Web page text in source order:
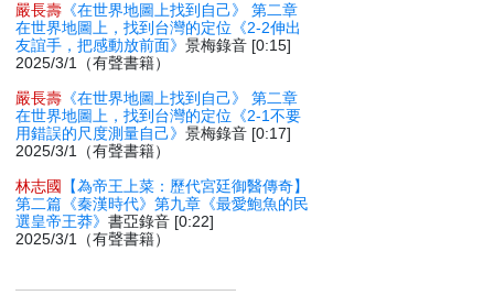
嚴長壽 《在世界地圖上找到自己》 第二章
在世界地圖上，找到台灣的定位《2-2伸出
友誼手，把感動放前面》景梅錄音 [0:15]
2025/3/1（有聲書籍）
嚴長壽 《在世界地圖上找到自己》 第二章
在世界地圖上，找到台灣的定位《2-1不要
用錯誤的尺度測量自己》景梅錄音 [0:17]
2025/3/1（有聲書籍）
林志國
【為帝王上菜：歷代宮廷御醫傳奇】
第二篇《秦漢時代》第九章《最愛鮑魚的民
選皇帝王莽》書亞錄音 [0:22]
2025/3/1（有聲書籍）